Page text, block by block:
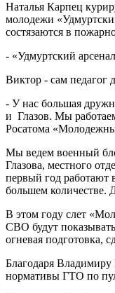
Наталья Карпец
молодежи
состязаются в
- «Удмуртский
Виктор - сам педагог
- У нас большая
и Глазов. Мы
Росатома
Мы ведем военный
Глазова, местного
первый год работают
большем количестве.
В этом году слет
СВО будут
огневая подготовка,
Благодаря
нормативы ГТО по